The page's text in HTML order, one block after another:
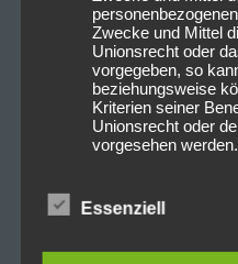
Zwecke und Mittel
Unionsrecht oder
vorgegeben, so
beziehungsweise
Kriterien seiner
Unionsrecht oder
vorgesehen werden.
h)
Essenziell